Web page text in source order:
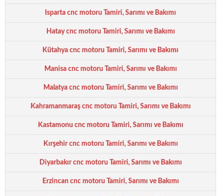
Isparta cnc motoru Tamiri, Sarımı ve Bakımı
Hatay cnc motoru Tamiri, Sarımı ve Bakımı
Kütahya cnc motoru Tamiri, Sarımı ve Bakımı
Manisa cnc motoru Tamiri, Sarımı ve Bakımı
Malatya cnc motoru Tamiri, Sarımı ve Bakımı
Kahramanmaraş cnc motoru Tamiri, Sarımı ve Bakımı
Kastamonu cnc motoru Tamiri, Sarımı ve Bakımı
Kırşehir cnc motoru Tamiri, Sarımı ve Bakımı
Diyarbakır cnc motoru Tamiri, Sarımı ve Bakımı
Erzincan cnc motoru Tamiri, Sarımı ve Bakımı